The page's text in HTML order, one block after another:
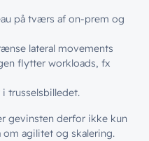
på tværs af on-prem og
lateral movements
flytter workloads, fx
trusselsbilledet.
gevinsten derfor ikke kun
om agilitet og skalering.